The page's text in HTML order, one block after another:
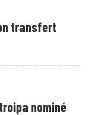
transfert
nominé